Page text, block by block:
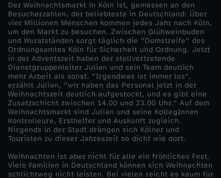
e
i
h
n
a
c
h
Der Weihnachtsmarkt in Köln ist, gemessen an den
Besucherzahlen, der beliebteste in Deutschland: Über
vier Millionen Menschen kommen jedes Jahr nach Köln,
um den Markt zu besuchen. Zwischen Glühweinbuden
und Wurstständen sorgt täglich die "Domstreife" des
Ordnungsamtes Köln für Sicherheit und Ordnung. Jetzt
in der Adventszeit haben der stellvertretende
Dienstgruppenleiter Julian und sein Team deutlich
mehr Arbeit als sonst. "Irgendwas ist immer los",
erzählt Julian, "wir haben das Personal jetzt in der
Weihnachtszeit deutlich aufgestockt, und es gibt eine
Zusatzschicht zwischen 14.00 und 23.00 Uhr." Auf dem
Weihnachtsmarkt sind Julian und seine KollegInnen
Kontrolleure, Ersthelfer und Auskunft zugleich.
Nirgends in der Stadt drängen sich Kölner und
Touristen zu dieser Jahreszeit so dicht wie dort.
Weihnachten ist aber nicht für alle ein fröhliches Fest.
Viele Familien in Deutschland können sich Weihnachten
schlichtweg nicht leisten. Bei vielen reicht es kaum für